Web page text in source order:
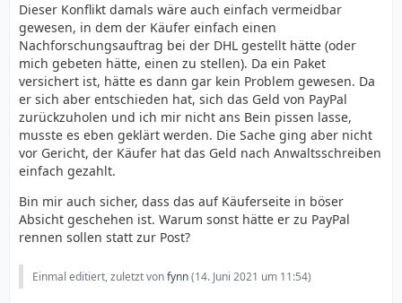
Dieser Konflikt damals wäre auch einfach vermeidbar
gewesen, in dem der Käufer einfach einen
Nachforschungsauftrag bei der DHL gestellt hätte (oder
mich gebeten hätte, einen zu stellen). Da ein Paket
versichert ist, hätte es dann gar kein Problem gewesen. Da
er sich aber entschieden hat, sich das Geld von PayPal
zurückzuholen und ich mir nicht ans Bein pissen lasse,
musste es eben geklärt werden. Die Sache ging aber nicht
vor Gericht, der Käufer hat das Geld nach Anwaltsschreiben
einfach gezahlt.
Bin mir auch sicher, dass das auf Käuferseite in böser
Absicht geschehen ist. Warum sonst hätte er zu PayPal
rennen sollen statt zur Post?
Einmal editiert, zuletzt vonfynn(14. Juni 2021 um 11:54)